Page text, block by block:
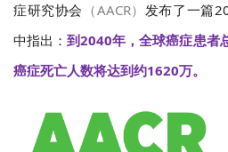
症研究协会 （AACR） 发布了一篇
中指出：到2040年，全球癌症患者
癌症死亡人数将达到约1620万。